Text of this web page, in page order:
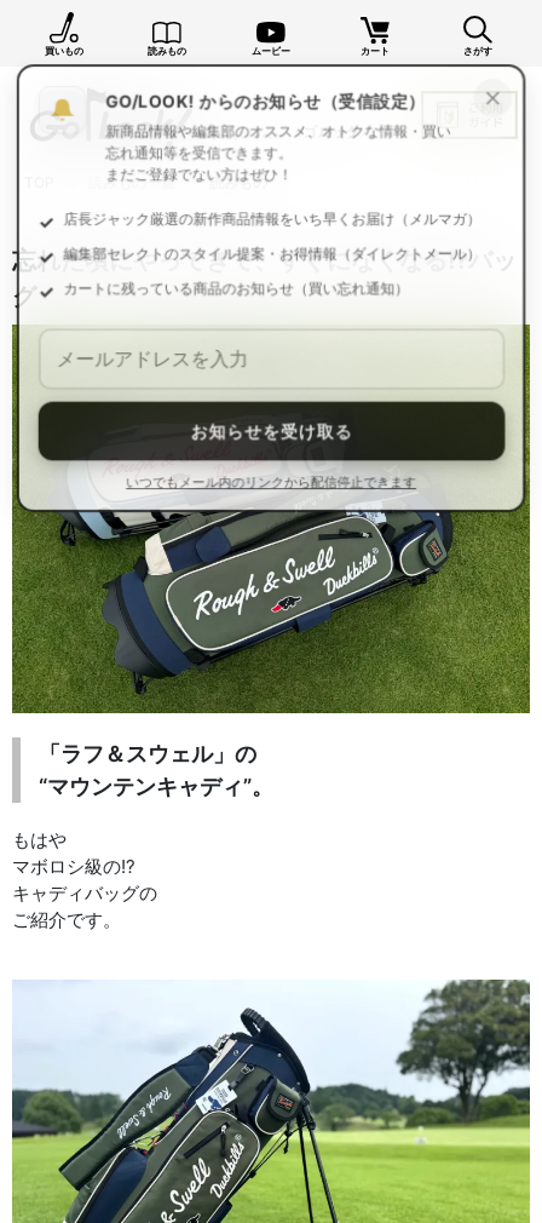
買いもの 読みもの ムービー カート さがす
読みもの一覧 読みもの
忘れた頃にやってきて、すぐになくなる!?バッ
グ
「ラフ＆スウェル」の
“マウンテンキャディ”。
もはや
マボロシ級の!?
キャディバッグの
ご紹介です。
×
GO/LOOK! からのお知らせ（受信設定）
新商品情報や編集部のオススメ、オトクな情報・買い
忘れ通知等を受信できます。
まだご登録でない方はぜひ！
店長ジャック厳選の新作商品情報をいち早くお届け（メルマガ）
編集部セレクトのスタイル提案・お得情報（ダイレクトメール）
カートに残っている商品のお知らせ（買い忘れ通知）
お知らせを受け取る
いつでもメール内のリンクから配信停止できます